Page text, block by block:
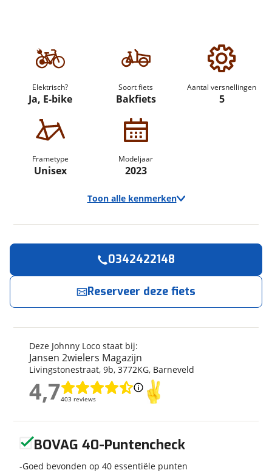
Elektrisch?
Ja, E-bike
Soort fiets
Bakfiets
Aantal versnellingen
5
Frametype
Unisex
Modeljaar
2023
Toon alle kenmerken
Johnny Loco
Model
E-CARGO STEPS 6.0
Frametype
Unisex
Framehoogte
53 cm
Nieuw of occasion
Nieuw
Techniek
Transmissie
Naaf
Deze Johnny Loco staat bij:
Jansen 2wielers Magazijn
Livingstonestraat, 9b, 3772KG, Barneveld
4,7403 reviews
4,7
0342422148
Reserveer deze fiets
nu!
Jansen 2wielers Magazijn neemt snel contact
Naam
BOVAG 40-Puntencheck
Goed bevonden op 40 essentiële punten